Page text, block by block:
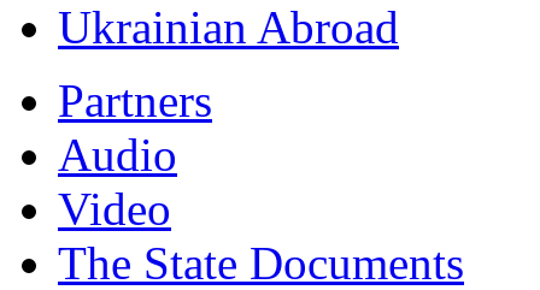
Ukrainian Abroad
Partners
Audio
Video
The State Documents